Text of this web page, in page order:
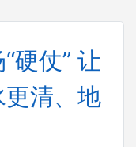
硬仗” 让
清、地